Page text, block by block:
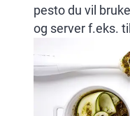
pesto du vil
og server f.eks.